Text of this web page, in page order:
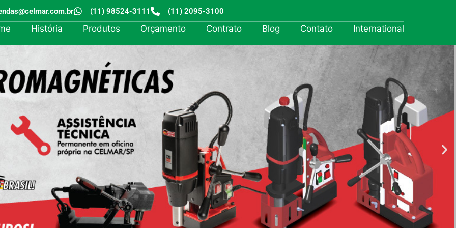
(11) 98524-3111 (11) 2095-3100
História Produtos Orçamento Contrato Blog Contato International